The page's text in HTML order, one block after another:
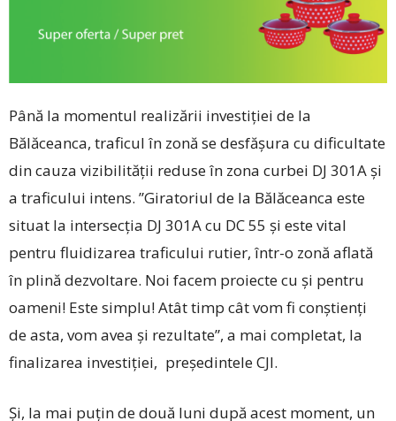
Până la momentul realizării investiției de la
Bălăceanca, traficul în zonă se desfășura cu dificultate
din cauza vizibilității reduse în zona curbei DJ 301A și
a traficului intens. ”Giratoriul de la Bălăceanca este
situat la intersecția DJ 301A cu DC 55 și este vital
pentru fluidizarea traficului rutier, într-o zonă aflată
în plină dezvoltare. Noi facem proiecte cu și pentru
oameni! Este simplu! Atât timp cât vom fi conștienți
de asta, vom avea și rezultate”, a mai completat, la
finalizarea investiției, președintele CJI.
Și, la mai puțin de două luni după acest moment, un